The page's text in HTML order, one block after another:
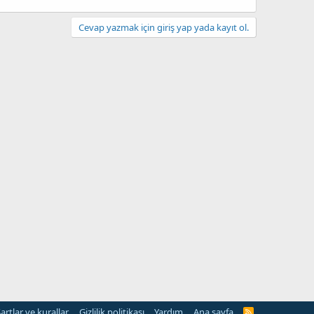
Cevap yazmak için giriş yap yada kayıt ol.
R